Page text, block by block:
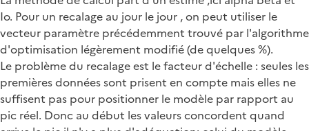
Io. Pour un recalage au jour le jour , on peut utiliser le
vecteur paramètre précédemment trouvé par l'algorithme
d'optimisation légèrement modifié (de quelques %).
Le problème du recalage est le facteur d'échelle : seules les
premières données sont prisent en compte mais elles ne
suffisent pas pour positionner le modèle par rapport au
pic réel. Donc au début les valeurs concordent quand